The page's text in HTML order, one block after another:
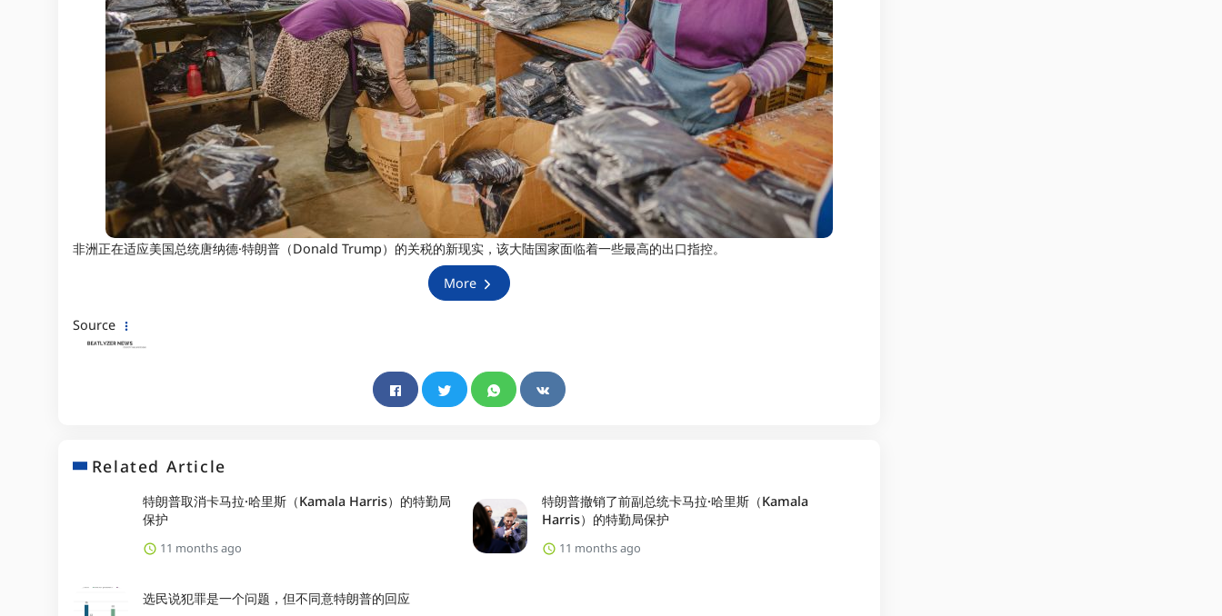
非洲正在适应美国总统唐纳德·特朗普（Donald Trump）的关税的新现实，该大陆国家面临着一些最高的出口指控。
More
Source
Related Article
特朗普取消卡马拉·哈里斯（Kamala Harris）的特勤局
保护
11 months ago
特朗普撤销了前副总统卡马拉·哈里斯（Kamala
Harris）的特勤局保护
11 months ago
选民说犯罪是一个问题，但不同意特朗普的回应